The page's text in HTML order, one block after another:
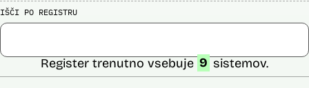
IŠČI PO REGISTRU
Register trenutno vsebuje 9 sistemov.